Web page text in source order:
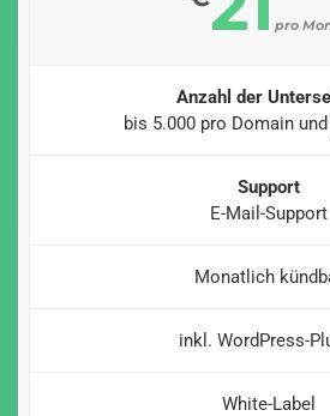
pro
Anzahl der
bis 5.000 pro Domain
Support
E-Mail-Support
Monatlich
inkl. WordPress-
White-Label